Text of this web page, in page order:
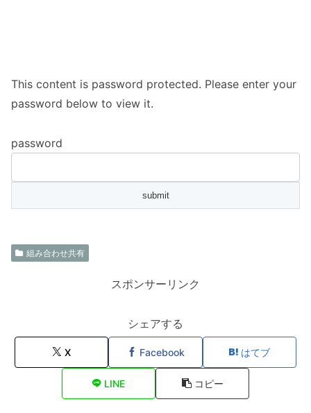
This content is password protected. Please enter your
password below to view it.
password
組み合わせ共有
スポンサーリンク
シェアする
X Facebook はてブ
LINE コピー